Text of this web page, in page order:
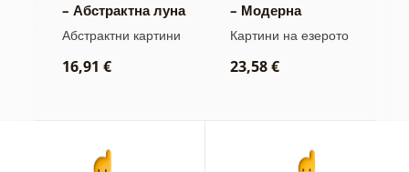
– Абстрактна луна
край водата
Абстрактни картини
16,91 €
– Модерна
абстракция с
Картини на езерото
23,58 €